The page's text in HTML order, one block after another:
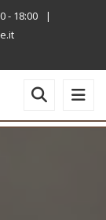
- 18:00
|